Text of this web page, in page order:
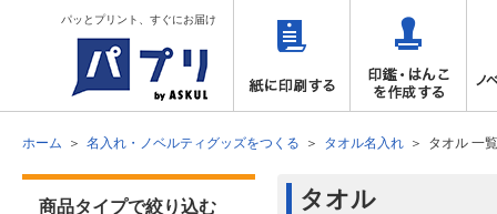
パッとプリント、すぐにお届け
ホーム 名入れ・ノベルティグッズをつくる タオル名入れ タオル 一覧
タオル
商品タイプで絞り込む